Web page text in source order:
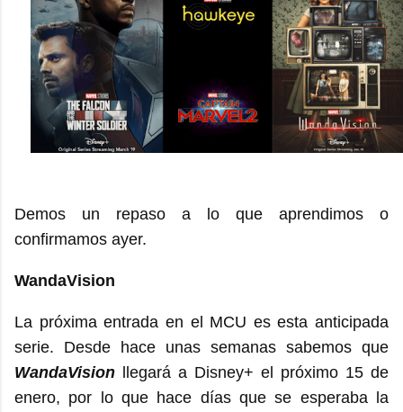
Demos un repaso a lo que aprendimos o
confirmamos ayer.
WandaVision
La próxima entrada en el MCU es esta anticipada
serie. Desde hace unas semanas sabemos que
WandaVision llegará a Disney+ el próximo 15 de
enero, por lo que hace días que se esperaba la